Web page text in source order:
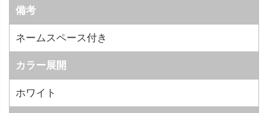
備考
ネームスペース付き
カラー展開
ホワイト